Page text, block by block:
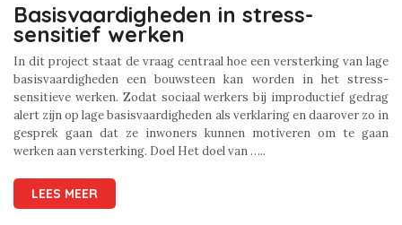
Basisvaardigheden in stress-
sensitief werken
In dit project staat de vraag centraal hoe een versterking van lage
basisvaardigheden een bouwsteen kan worden in het stress-
sensitieve werken. Zodat sociaal werkers bij improductief gedrag
alert zijn op lage basisvaardigheden als verklaring en daarover zo in
gesprek gaan dat ze inwoners kunnen motiveren om te gaan
werken aan versterking. Doel Het doel van …..
LEES MEER